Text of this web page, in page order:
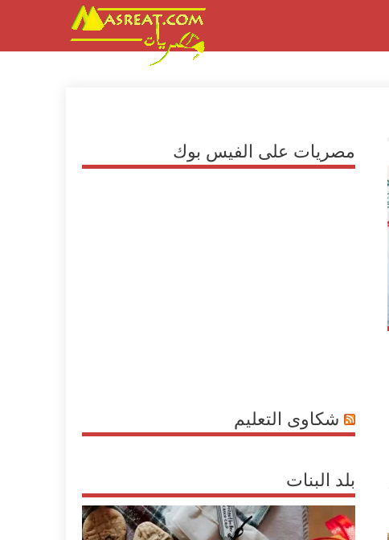
مصريات على الفيس بوك
شكاوى التعليم
بلد البنات